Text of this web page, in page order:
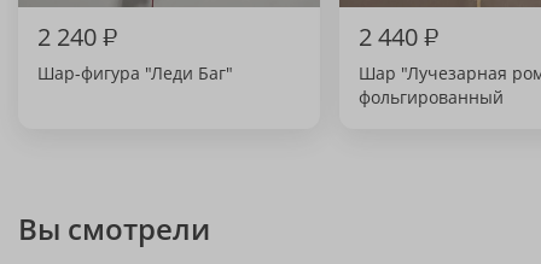
2 240₽
Шар-фигура "Леди Баг"
2 440₽
Шар "Лучезарная
фольгированный
Вы смотрели